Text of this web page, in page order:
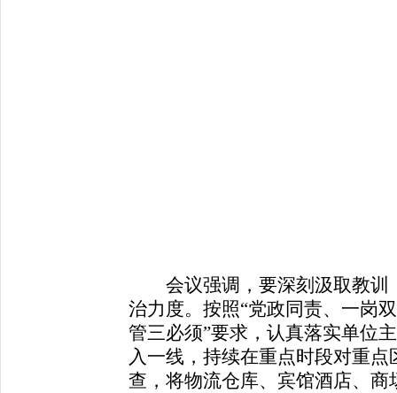
会议强调，要深刻汲取教训
治力度。按照“党政同责、一岗
管三必须”要求，认真落实单位
入一线，持续在重点时段对重
查，将物流仓库、宾馆酒店、